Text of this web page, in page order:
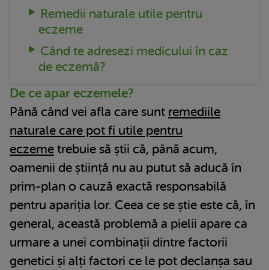
Remedii naturale utile pentru
eczeme
Când te adresezi medicului în caz
de eczemă?
De ce apar eczemele?
Până când vei afla care sunt remediile
naturale care pot fi utile pentru
eczeme trebuie să știi că, până acum,
oamenii de știință nu au putut să aducă în
prim-plan o cauză exactă responsabilă
pentru apariția lor. Ceea ce se știe este că, în
general, această problemă a pielii apare ca
urmare a unei combinații dintre factorii
genetici și alți factori ce le pot declanșa sau